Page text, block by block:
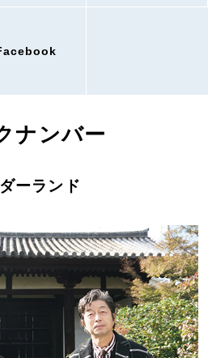
ナンバー
ーランド